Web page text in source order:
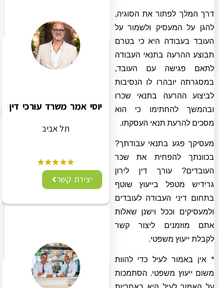
דרך המלך לפתור את הסוגיה,
להגן על המעסיק ולשמור על
העובד בעבודה היא כי בטרם
תבוצע ההרעה בתנאי העבודה
לתאם פגישה עם העובד,
במסגרתה יובהרו לו הנסיבות
לביצוע ההרעה בתנאי שכרו
ובהמשך להחתימו כי הוא
מסכים להרעת תנאי העסקתו.
מעסיקך פגע בתנאי עבודתך?
בכוונתך להפחית את שכר
העובדים? עורך דין לירון
גרידיש מטפל בייעוץ שוטף
בתחום דיני העבודה לעובדים
ולמעסיקים וככל וישנן שאלות
אתם מוזמנים ליצור קשר
לקבלת ייעוץ משפטי.
* אין באמור לעיל כדי להוות
משום ייעוץ משפטי. הסתמכות
יוסי אמר משרד עורכי דין
תל אביב
יצירת קשר